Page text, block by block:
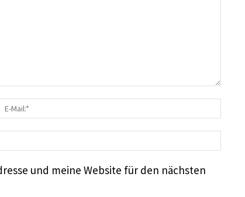
Mail:*
und meine Website für den nächsten